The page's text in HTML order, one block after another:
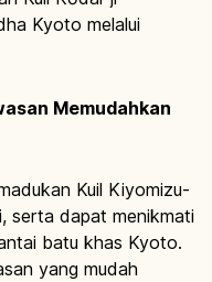
Kyoto melalui
Memudahkan
Kuil Kiyomizu-
serta dapat menikmati
batu khas Kyoto.
yang mudah